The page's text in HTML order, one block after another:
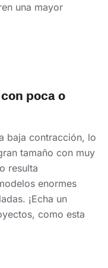
una mayor
poca o
baja contracción, lo
tamaño con muy
resulta
enormes
¡Echa un
como esta